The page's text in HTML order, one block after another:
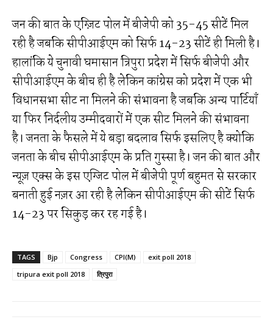
जन की बात के एग्ज़िट पोल में बीजेपी को 35-45 सीटें मिल
रही है जबकि सीपीआईएम को सिर्फ 14-23 सीटें ही मिली है।
हालांकि ये चुनावी घमासान त्रिपुरा प्रदेश में सिर्फ बीजेपी और
सीपीआईएम के बीच ही है लेकिन कांग्रेस को प्रदेश में एक भी
विधानसभा सीट ना मिलने की संभावना है जबकि अन्य पार्टियाॅं
या फिर निर्दलीय उम्मीदवारों में एक सीट मिलने की संभावना
है। जनता के फैसले में ये बड़ा बदलाव सिर्फ इसलिए है क्योकि
जनता के बीच सीपीआईएम के प्रति गुस्सा है। जन की बात और
न्यूज़ एक्स के इस एग्जिट पोल में बीजेपी पूर्ण बहुमत से सरकार
बनाती हुई नज़र आ रही है लेकिन सीपीआईएम की सीटें सिर्फ
14-23 पर सिकुड़ कर रह गई है।
TAGS Bjp Congress CPI(M)
exit poll 2018
tripura exit poll 2018
त्रिपुरा